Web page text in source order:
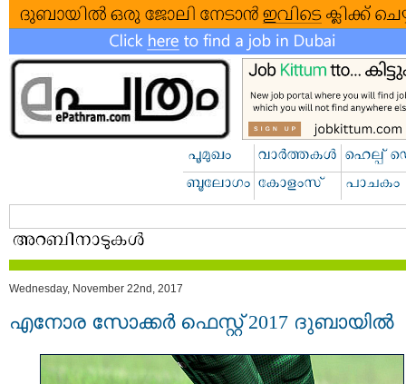
Wednesday, November 22nd, 2017
എനോര സോക്കര്‍ ഫെസ്റ്റ് 2017 ദുബായിൽ